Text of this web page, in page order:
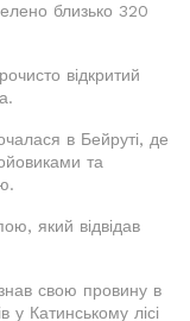
близько 320
відкритий
в Бейруті, де
та
який відвідав
свою провину в
у Катинському лісі